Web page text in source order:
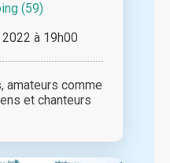
(59)
à 19h00
amateurs comme
et chanteurs